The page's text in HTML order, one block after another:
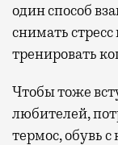
один способ
снимать
тренировать
Чтобы тоже
любителей,
термос, обувь